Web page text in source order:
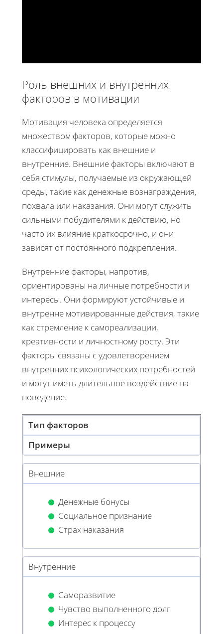
Роль внешних и внутренних
факторов в мотивации
Мотивация человека определяется
множеством факторов, которые можно
классифицировать как внешние и
внутренние. Внешние факторы включают в
себя стимулы, получаемые из окружающей
среды, такие как денежные вознаграждения,
похвала или наказания. Они могут служить
сильными побудителями к действию, но
часто их влияние краткосрочно, и они
зависят от постоянного подкрепления.
Внутренние факторы, напротив,
ориентированы на личные потребности и
интересы. Они формируют устойчивые и
внутренне мотивированные действия, такие
как стремление к самореализации,
креативности и личностному росту. Эти
факторы связаны с удовлетворением
внутренних психологических потребностей
и могут иметь длительное воздействие на
поведение.
Тип факторов
Примеры
Внешние
Денежные бонусы
Социальное признание
Страх наказания
Внутренние
Саморазвитие
Чувство выполненного долг
Интерес к процессу